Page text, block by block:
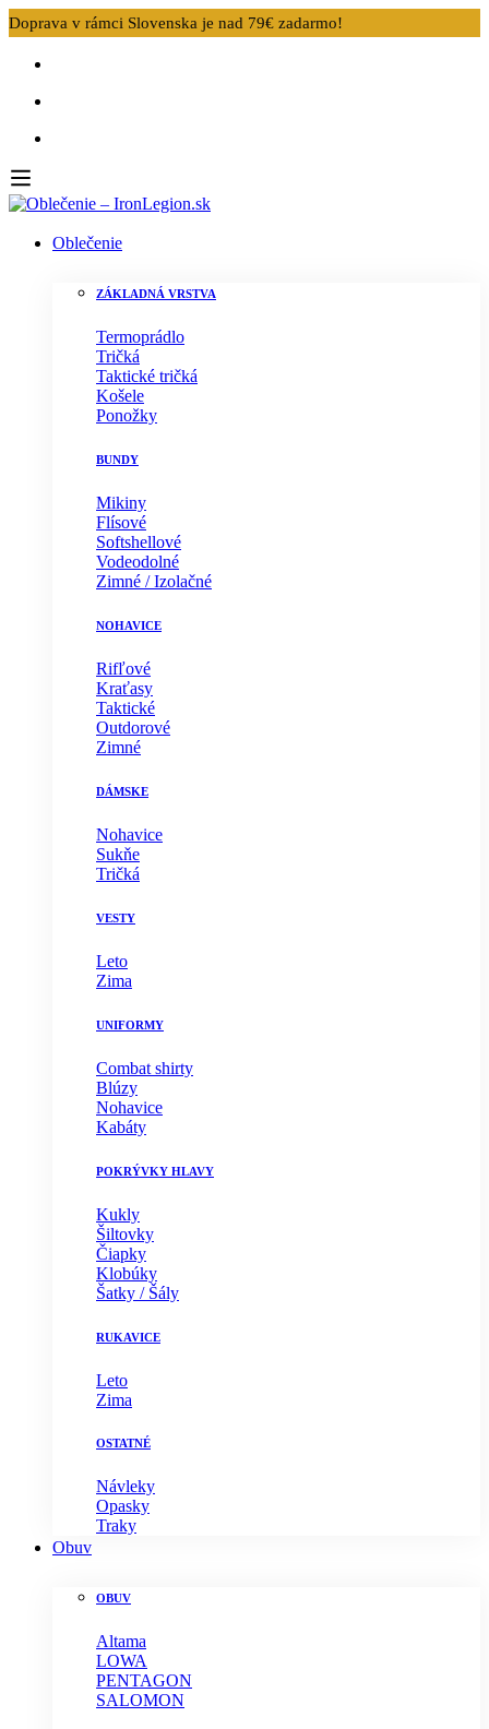
Doprava v rámci Slovenska je nad 79€ zadarmo!
Oblečenie
ZÁKLADNÁ VRSTVA
Termoprádlo
Tričká
Taktické tričká
Košele
Ponožky
BUNDY
Mikiny
Flísové
Softshellové
Vodeodolné
Zimné / Izolačné
NOHAVICE
Rifľové
Kraťasy
Taktické
Outdorové
Zimné
DÁMSKE
Nohavice
Sukňe
Tričká
VESTY
Leto
Zima
UNIFORMY
Combat shirty
Blúzy
Nohavice
Kabáty
POKRÝVKY HLAVY
Kukly
Šiltovky
Čiapky
Klobúky
Šatky / Šály
RUKAVICE
Leto
Zima
OSTATNÉ
Návleky
Opasky
Traky
Obuv
OBUV
Altama
LOWA
PENTAGON
SALOMON